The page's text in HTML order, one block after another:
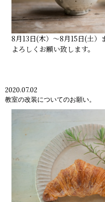
8月13日(木）～8月15日(土）
よろしくお願い致します。
2020.07.02
教室の改装についてのお願い。